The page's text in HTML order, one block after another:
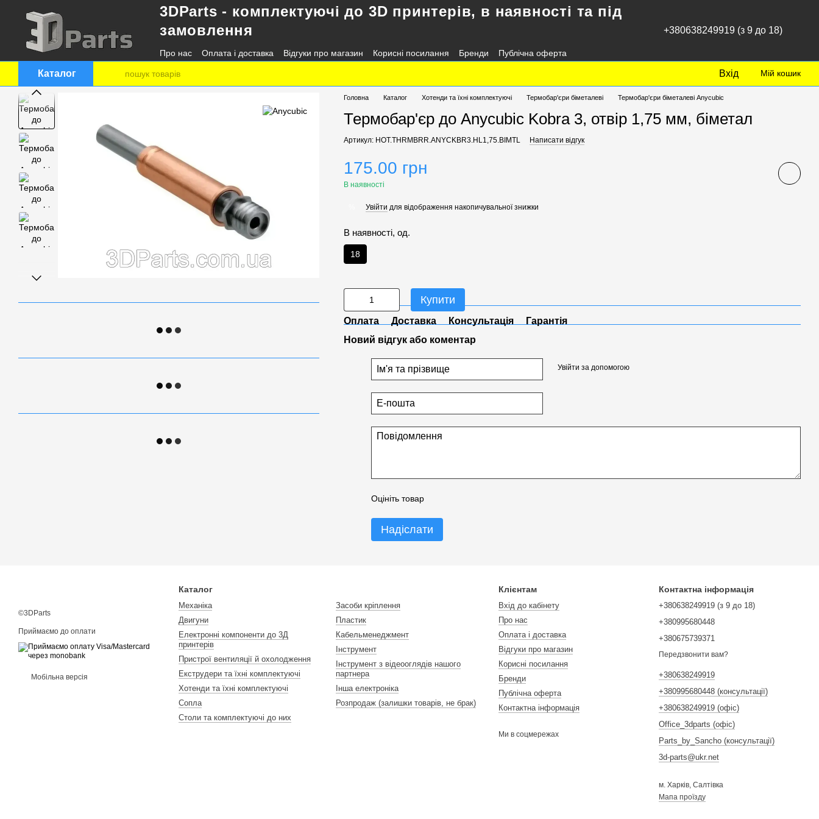
3DParts - комплектуючі до 3D принтерів, в наявності та під
замовлення
Про нас Оплата і доставка Відгуки про магазин Корисні посилання Бренди
Публічна оферта
+380638249919 (з 9 до 18)
Каталог Вхід Мій кошик
Головна Каталог Хотенди та їхні комплектуючі Термобар'єри біметалеві Термобар'єри біметалеві Anycubic
Термобар'єр до Anycubic Kobra 3, отвір 1,75 мм, біметал
Артикул: HOT.THRMBRR.ANYCKBR3.HL1,75.BIMTL Написати відгук
175.00 грн
В наявності
Увійти для відображення накопичувальної знижки
В наявності, од.
18
Купити
Оплата Доставка Консультація
Гарантія
Новий відгук або коментар
Увійти за допомогою
Оцініть товар
Надіслати
©3DParts
Приймаємо до оплати
Мобільна версія
Каталог
Механіка
Двигуни
Електронні компоненти до 3Д
принтерів
Пристрої вентиляції й охолодження
Екструдери та їхні комплектуючі
Хотенди та їхні комплектуючі
Сопла
Столи та комплектуючі до них
Засоби кріплення
Пластик
Кабельменеджмент
Інструмент
Інструмент з відеооглядів нашого
партнера
Інша електроніка
Розпродаж (залишки товарів, не брак)
Клієнтам
Вхід до кабінету
Про нас
Оплата і доставка
Відгуки про магазин
Корисні посилання
Бренди
Публічна оферта
Контактна інформація
Ми в соцмережах
Контактна інформація
+380638249919 (з 9 до 18)
+380995680448
+380675739371
Передзвонити вам?
+380638249919
+380995680448 (консультації)
+380638249919 (офіс)
Office_3dparts (офіс)
Parts_by_Sancho (консультації)
3d-parts@ukr.net
м. Харків, Салтівка
Мапа проїзду